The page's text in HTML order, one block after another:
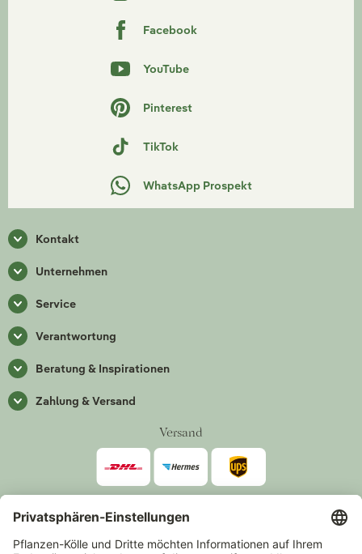
Facebook
YouTube
Pinterest
TikTok
WhatsApp Prospekt
Kontakt
Unternehmen
Service
Verantwortung
Beratung & Inspirationen
Zahlung & Versand
Versand
Zahlarten